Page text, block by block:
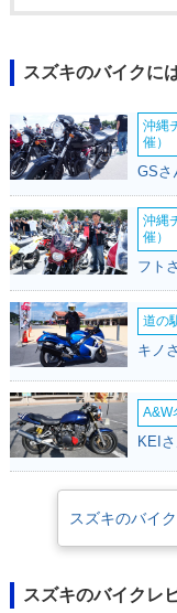
スズキのバイクに
沖縄
催）
GSさ
沖縄
催）
フト
道の
A&W
KEI
スズキのバイ
スズキのバイクレ